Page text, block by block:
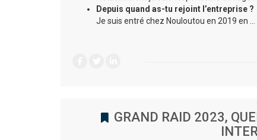
Depuis quand as-tu rejoint l’entreprise ?
Je suis entré chez Nouloutou en 2019 en …
GRAND RAID 2023,